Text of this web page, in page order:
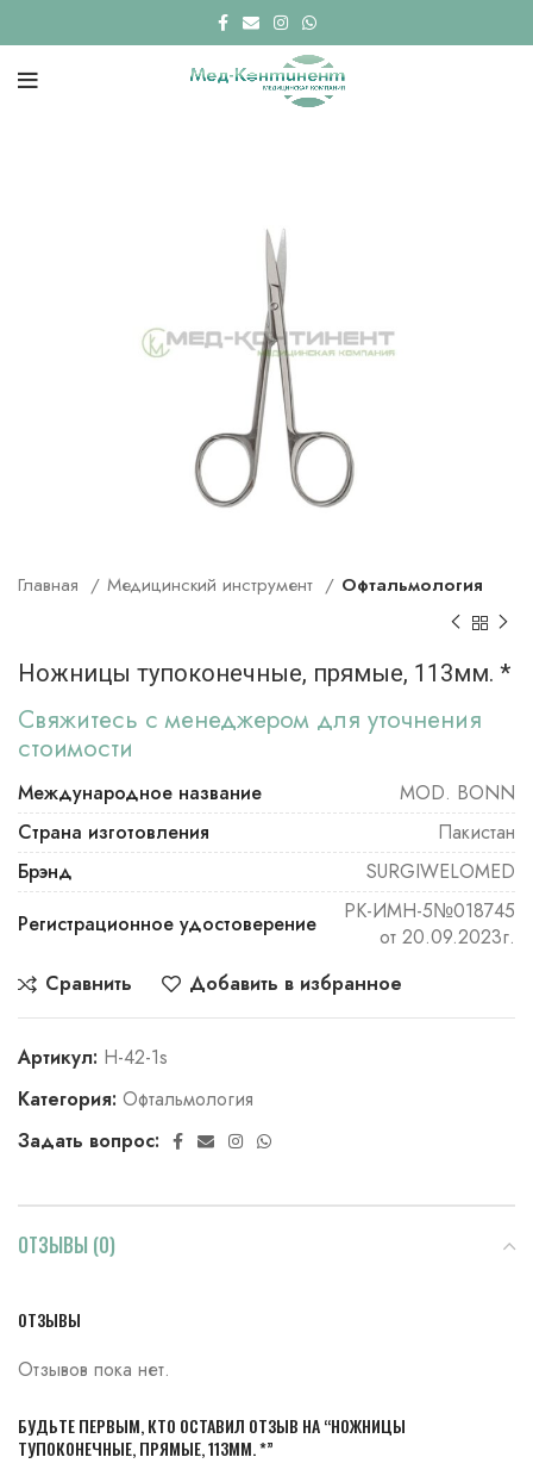
Главная Медицинский инструмент Офтальмология
Ножницы тупоконечные, прямые, 113мм. *
Свяжитесь с менеджером для уточнения
стоимости
Международное название
MOD. BONN
Страна изготовления
Пакистан
Брэнд
SURGIWELOMED
Регистрационное удостоверение
РК-ИМН-5№018745
от 20.09.2023г.
Сравнить
Добавить в избранное
Артикул: Н-42-1s
Категория: Офтальмология
Задать вопрос:
ОТЗЫВЫ (0)
ОТЗЫВЫ
Отзывов пока нет.
БУДЬТЕ ПЕРВЫМ, КТО ОСТАВИЛ ОТЗЫВ НА “НОЖНИЦЫ
ТУПОКОНЕЧНЫЕ, ПРЯМЫЕ, 113ММ. *”